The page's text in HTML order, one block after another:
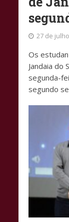
27 de
Os
Jandaia do
segunda-
segundo